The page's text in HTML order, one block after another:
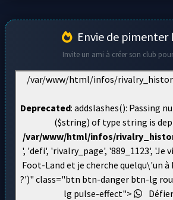
Envie de pimenter
Invite un ami à créer son club
/var/www/html/infos/
Deprecated: addslashes(): Passing null to parameter #1
($string) of type string is
/var/www/html/infos/
', 'defi', 'rivalry_page', '889_1123', 'Je
Foot-Land et je cherche quelqu\'un
?')" class="btn btn-danger btn-lg rounded-pill shadow-
lg pulse-effect">